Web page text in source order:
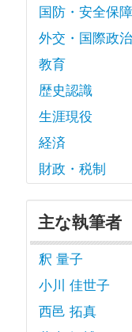
国防・安全保障
外交・国際政治
教育
歴史認識
生涯現役
経済
財政・税制
主な執筆者
釈 量子
小川 佳世子
西邑 拓真